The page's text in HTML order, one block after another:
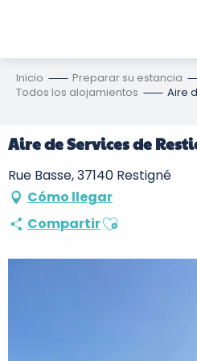
Inicio Preparar su estancia
Todos los alojamientos
Aire
Aire de Services de
Rue Basse, 37140 Restigné
Cómo llegar
CompartirAjouter aux